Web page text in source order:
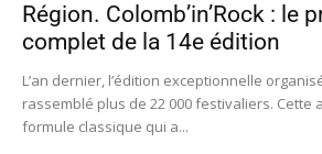
Région. Colomb’in’Rock : le
complet de la 14e édition
L’an dernier, l’édition exceptionnelle
rassemblé plus de 22 000 festivaliers. Cette
formule classique qui a...